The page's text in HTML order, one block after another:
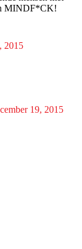
MINDF*CK!
2015
19, 2015